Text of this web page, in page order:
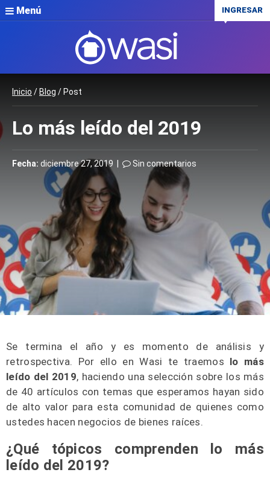
Menú INGRESAR
Inicio / Blog / Post
Lo más leído del 2019
Fecha: diciembre 27, 2019 | Sin comentarios
Se termina el año y es momento de análisis y
retrospectiva. Por ello en Wasi te traemos lo más
leído del 2019, haciendo una selección sobre los más
de 40 artículos con temas que esperamos hayan sido
de alto valor para esta comunidad de quienes como
ustedes hacen negocios de bienes raíces.
¿Qué tópicos comprenden lo más
leído del 2019?